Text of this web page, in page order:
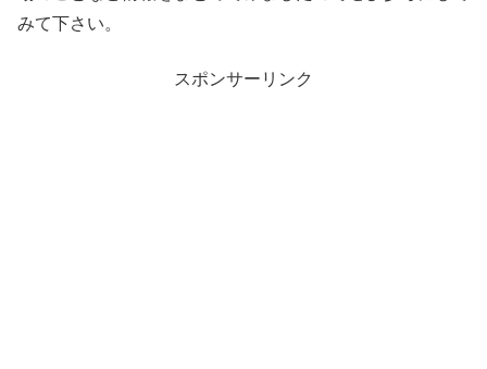
みて下さい。
スポンサーリンク